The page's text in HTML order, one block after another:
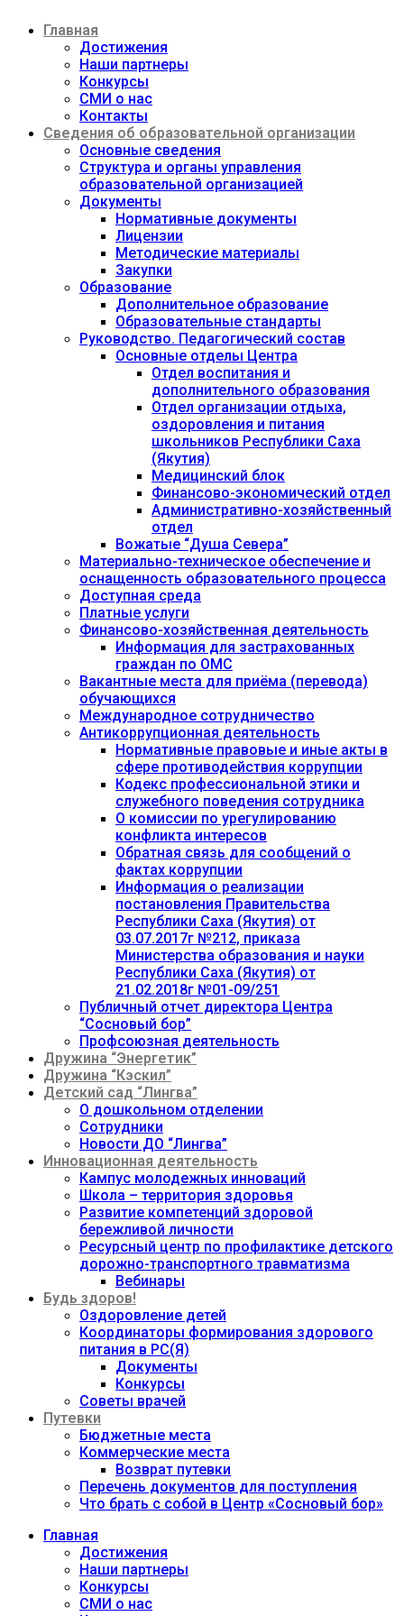
содержимому
Главная
Достижения
Наши партнеры
Конкурсы
СМИ о нас
Контакты
Сведения об образовательной организации
Основные сведения
Структура и органы управления
образовательной организацией
Документы
Нормативные документы
Лицензии
Методические материалы
Закупки
Образование
Дополнительное образование
Образовательные стандарты
Руководство. Педагогический состав
Основные отделы Центра
Отдел воспитания и
дополнительного образования
Отдел организации отдыха,
оздоровления и питания
школьников Республики Саха
(Якутия)
Медицинский блок
Финансово-экономический отдел
Административно-хозяйственный
отдел
Вожатые “Душа Севера”
Материально-техническое обеспечение и
оснащенность образовательного процесса
Доступная среда
Платные услуги
Финансово-хозяйственная деятельность
Информация для застрахованных
граждан по ОМС
Вакантные места для приёма (перевода)
обучающихся
Международное сотрудничество
Антикоррупционная деятельность
Нормативные правовые и иные акты в
сфере противодействия коррупции
Кодекс профессиональной этики и
служебного поведения сотрудника
О комиссии по урегулированию
конфликта интересов
Обратная связь для сообщений о
фактах коррупции
Информация о реализации
постановления Правительства
Республики Саха (Якутия) от
03.07.2017г №212, приказа
Министерства образования и науки
Республики Саха (Якутия) от
21.02.2018г №01-09/251
Публичный отчет директора Центра
“Сосновый бор”
Профсоюзная деятельность
Дружина “Энергетик”
Дружина “Кэскил”
Детский сад “Лингва”
О дошкольном отделении
Сотрудники
Новости ДО “Лингва”
Инновационная деятельность
Кампус молодежных инноваций
Школа – территория здоровья
Развитие компетенций здоровой
бережливой личности
Ресурсный центр по профилактике детского
дорожно-транспортного травматизма
Вебинары
Будь здоров!
Оздоровление детей
Координаторы формирования здорового
питания в РС(Я)
Документы
Конкурсы
Советы врачей
Путевки
Бюджетные места
Коммерческие места
Возврат путевки
Перечень документов для поступления
Что брать с собой в Центр «Сосновый бор»
Главная
Достижения
Наши партнеры
Конкурсы
СМИ о нас